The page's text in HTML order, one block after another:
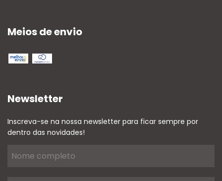
Meios de envio
Newsletter
Inscreva-se na nossa newsletter para ficar sempre por
dentro das novidades!